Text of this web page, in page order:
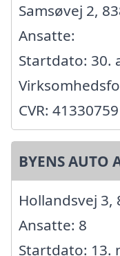
Samsøvej 2,
Ansatte:
Startdato: 30.
CVR: 41330759
BYENS AUTO
Hollandsvej 3,
Ansatte: 8
Startdato: 13.